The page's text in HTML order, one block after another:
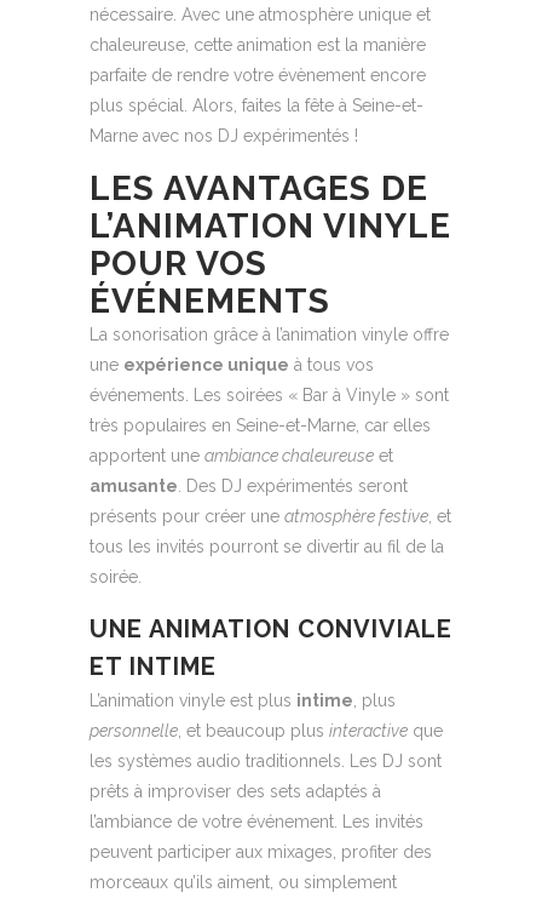
nécessaire. Avec une atmosphère unique et
chaleureuse, cette animation est la manière
parfaite de rendre votre évènement encore
plus spécial. Alors, faites la fête à Seine-et-
Marne avec nos DJ expérimentés !
LES AVANTAGES DE
L’ANIMATION VINYLE
POUR VOS
ÉVÉNEMENTS
La sonorisation grâce à l’animation vinyle offre
une expérience unique à tous vos
événements. Les soirées « Bar à Vinyle » sont
très populaires en Seine-et-Marne, car elles
apportent une ambiance chaleureuse et
amusante . Des DJ expérimentés seront
présents pour créer une atmosphère festive , et
tous les invités pourront se divertir au fil de la
soirée.
UNE ANIMATION CONVIVIALE
ET INTIME
L’animation vinyle est plus intime , plus
personnelle , et beaucoup plus interactive que
les systèmes audio traditionnels. Les DJ sont
prêts à improviser des sets adaptés à
l’ambiance de votre événement. Les invités
peuvent participer aux mixages, profiter des
morceaux qu’ils aiment, ou simplement